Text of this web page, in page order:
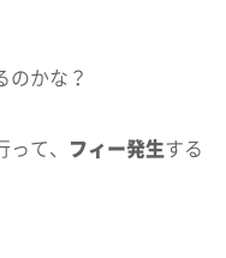
のかな？
て、 フィー発生する